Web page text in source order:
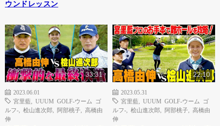
ウンドレッスン
33:31
2023.06.01
宮里藍
UUUM GOLF-ウーム ゴ
ルフ-
桧山進次郎 阿部桃子
高橋由
伸
22:10
2023.05.31
宮里藍
UUUM GOLF-ウーム ゴ
ルフ-
桧山進次郎 阿部桃子
高橋由
伸